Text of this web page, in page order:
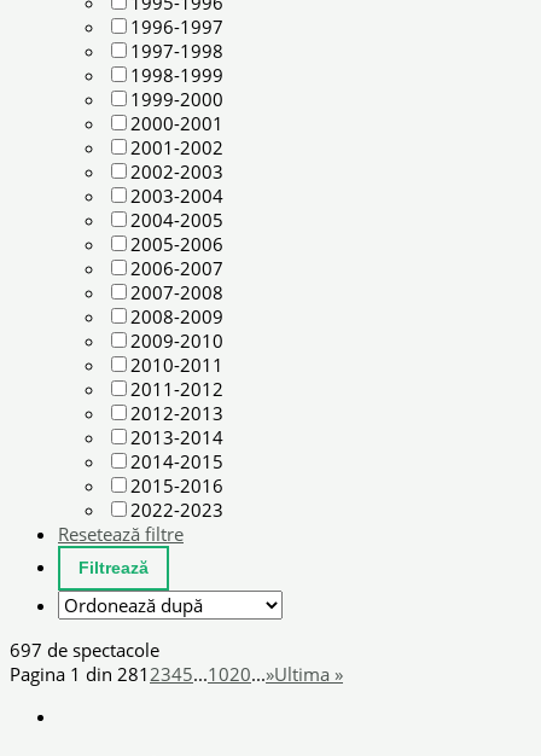
1996-1997
1997-1998
1998-1999
1999-2000
2000-2001
2001-2002
2002-2003
2003-2004
2004-2005
2005-2006
2006-2007
2007-2008
2008-2009
2009-2010
2010-2011
2011-2012
2012-2013
2013-2014
2014-2015
2015-2016
2022-2023
Resetează filtre
697 de spectacole
Pagina 1 din 281 2345...1020...»Ultima »